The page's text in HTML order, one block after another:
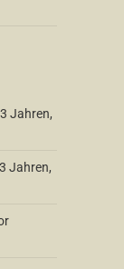
Jahren,
Jahren,